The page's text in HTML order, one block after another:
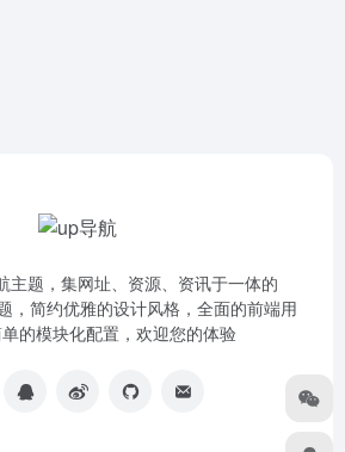
主题，集网址、资源、资讯于一体的
，简约优雅的设计风格，全面的前端用
的模块化配置，欢迎您的体验